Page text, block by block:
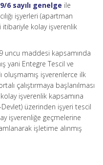
6 sayılı genelge ile
işyerleri (apartman
kolay işverenlik
uncu maddesi kapsamında
yani Entegre Tescil ve
oluşmamış işverenlerce ilk
çalıştırmaya başlanılması
işverenlik kapsamına
üzerinden işyeri tescil
işverenliğe geçmelerine
işletime alınmış